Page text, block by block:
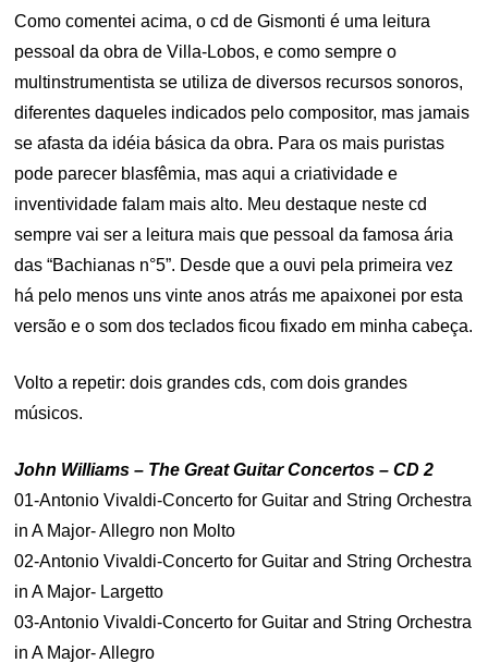
Como comentei acima, o cd de Gismonti é uma leitura
pessoal da obra de Villa-Lobos, e como sempre o
multinstrumentista se utiliza de diversos recursos sonoros,
diferentes daqueles indicados pelo compositor, mas jamais
se afasta da idéia básica da obra. Para os mais puristas
pode parecer blasfêmia, mas aqui a criatividade e
inventividade falam mais alto. Meu destaque neste cd
sempre vai ser a leitura mais que pessoal da famosa ária
das “Bachianas n°5”. Desde que a ouvi pela primeira vez
há pelo menos uns vinte anos atrás me apaixonei por esta
versão e o som dos teclados ficou fixado em minha cabeça.
Volto a repetir: dois grandes cds, com dois grandes
músicos.
John Williams – The Great Guitar Concertos – CD 2
01-Antonio Vivaldi-Concerto for Guitar and String Orchestra
in A Major- Allegro non Molto
02-Antonio Vivaldi-Concerto for Guitar and String Orchestra
in A Major- Largetto
03-Antonio Vivaldi-Concerto for Guitar and String Orchestra
in A Major- Allegro